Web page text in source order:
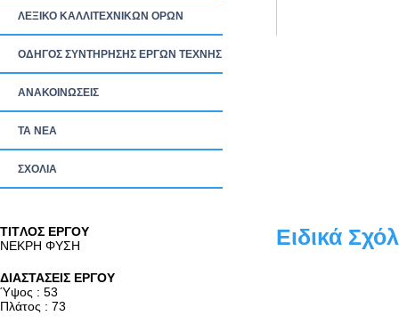
ΛΕΞΙΚΟ ΚΑΛΛΙΤΕΧΝΙΚΩΝ ΟΡΩΝ
ΟΔΗΓΟΣ ΣΥΝΤΗΡΗΣΗΣ ΕΡΓΩΝ ΤΕΧΝΗΣ
ΑΝΑΚΟΙΝΩΣΕΙΣ
ΤΑ ΝEΑ
ΣΧΟΛΙΑ
TITΛΟΣ ΕΡΓΟΥ
ΝΕΚΡΗ ΦΥΣΗ
ΔΙΑΣΤΑΣΕΙΣ ΕΡΓΟΥ
Ύψος : 53
Πλάτος : 73
Ειδικά